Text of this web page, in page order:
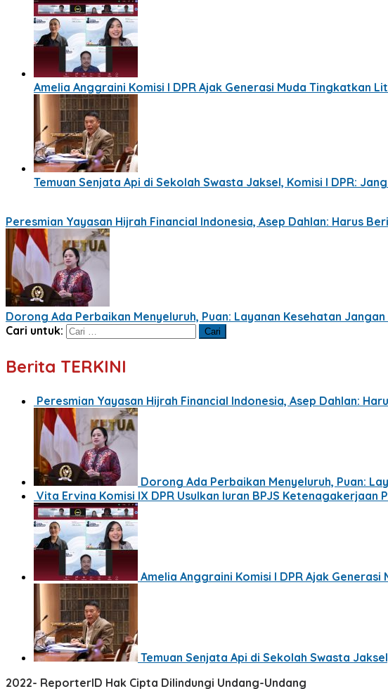
Amelia Anggraini Komisi I DPR Ajak Generasi Muda Tingkatkan
Temuan Senjata Api di Sekolah Swasta Jaksel, Komisi I DPR:
Peresmian Yayasan Hijrah Financial Indonesia, Asep Dahlan: Harus
Dorong Ada Perbaikan Menyeluruh, Puan: Layanan Kesehatan
Cari untuk:
Berita TERKINI
Peresmian Yayasan Hijrah Financial Indonesia, Asep Dahlan:
Dorong Ada Perbaikan Menyeluruh, Puan:
Vita Ervina Komisi IX DPR Usulkan Iuran BPJS Ketenagakerjaan
Amelia Anggraini Komisi I DPR Ajak
Temuan Senjata Api di Sekolah Swasta
2022- ReporterID Hak Cipta Dilindungi Undang-Undang